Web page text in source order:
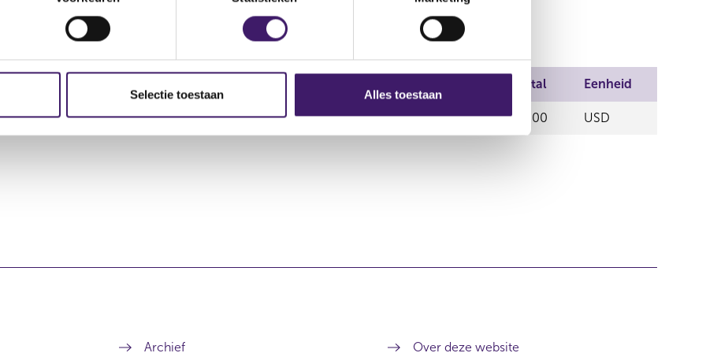
Selectie toestaan Alles toestaan
Aantal Eenheid
Verwerving Koop OTC 0,00 105,00 USD
Archief Over deze website